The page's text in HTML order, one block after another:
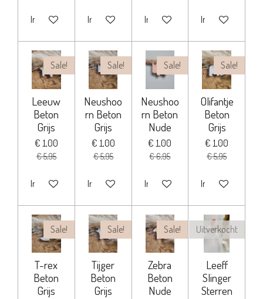
In winkelwagen In winkelwagen In winkelwagen In winkelwagen
Sale!
Leeuw
Beton
Grijs
€ 1,00
€ 5,95
In winkelwagen
Sale!
Neushoo
rn Beton
Grijs
€ 1,00
€ 5,95
In winkelwagen
Sale!
Neushoo
rn Beton
Nude
€ 1,00
€ 6,95
In winkelwagen
Sale!
Olifantje
Beton
Grijs
€ 1,00
€ 5,95
In winkelwagen
Sale!
T-rex
Beton
Grijs
Sale!
Tijger
Beton
Grijs
Sale!
Zebra
Beton
Nude
Uitverkocht
Leeff
Slinger
Sterren